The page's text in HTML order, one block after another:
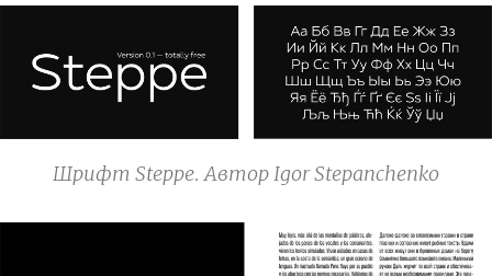
Шрифт Steppe. Автор Igor Stepanchenko